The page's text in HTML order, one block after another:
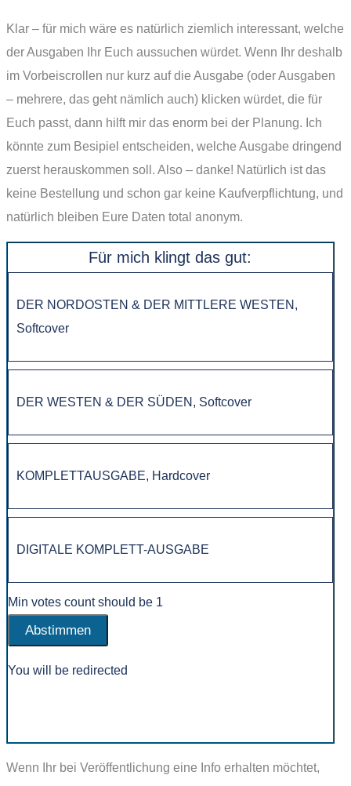
Klar – für mich wäre es natürlich ziemlich interessant, welche
der Ausgaben Ihr Euch aussuchen würdet. Wenn Ihr deshalb
im Vorbeiscrollen nur kurz auf die Ausgabe (oder Ausgaben
– mehrere, das geht nämlich auch) klicken würdet, die für
Euch passt, dann hilft mir das enorm bei der Planung. Ich
könnte zum Besipiel entscheiden, welche Ausgabe dringend
zuerst herauskommen soll. Also – danke! Natürlich ist das
keine Bestellung und schon gar keine Kaufverpflichtung, und
natürlich bleiben Eure Daten total anonym.
Für mich klingt das gut:
DER NORDOSTEN & DER MITTLERE WESTEN,
Softcover
DER WESTEN & DER SÜDEN, Softcover
KOMPLETTAUSGABE, Hardcover
DIGITALE KOMPLETT-AUSGABE
Min votes count should be 1
You will be redirected
Wenn Ihr bei Veröffentlichung eine Info erhalten möchtet,